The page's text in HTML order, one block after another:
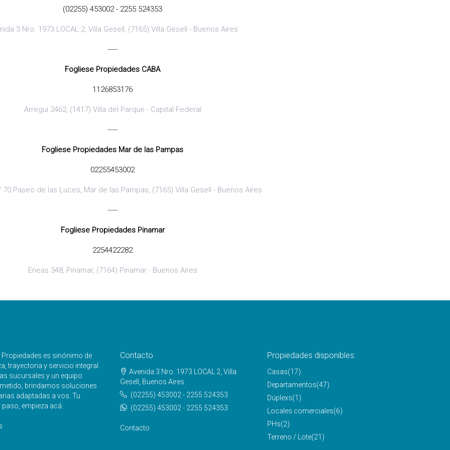
(02255) 453002 - 2255 524353
3 Nro. 1973 LOCAL 2, Villa Gesell, (7165) Villa Gesell - Buenos Aires
-----
Fogliese Propiedades CABA
1126853176
Arregui 2462, (1417) Villa del Parque - Capital Federal
-----
Fogliese Propiedades Mar de las Pampas
02255453002
Paseo de las Luces, Mar de las Pampas, (7165) Villa Gesell - Buenos Aires
-----
Fogliese Propiedades Pinamar
2254422282
Eneas 348, Pinamar, (7164) Pinamar - Buenos Aires
Propiedades es sinónimo de
trayectoria y servicio integral.
sucursales y un equipo
brindamos soluciones
adaptadas a vos. Tu
empieza acá.
Contacto
Avenida 3 Nro. 1973 LOCAL 2, Villa
Gesell, Buenos Aires
(02255) 453002 - 2255 524353
(02255) 453002 - 2255 524353
Contacto
Propiedades disponibles:
Casas(17)
Departamentos(47)
Dúplexs(1)
Locales comerciales(6)
PHs(2)
Terreno / Lote(21)